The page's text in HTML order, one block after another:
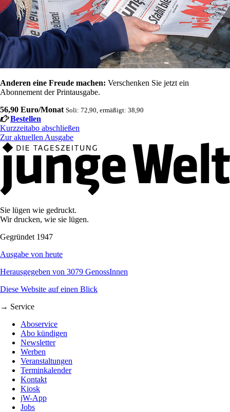
Anderen eine Freude machen: Verschenken Sie jetzt ein
Abonnement der Printausgabe.
56,90 Euro/Monat Soli: 72,90, ermäßigt: 38,90
Bestellen
Kurzzeitabo abschließen
Zur aktuellen Ausgabe
Sie lügen wie gedruckt.
Wir drucken, wie sie lügen.
Gegründet 1947
Ausgabe von heute
Herausgegeben von 3079 GenossInnen
Diese Website auf einen Blick
→ Service
Aboservice
Abo kündigen
Newsletter
Werben
Veranstaltungen
Terminkalender
Kontakt
Kiosk
jW-App
Jobs